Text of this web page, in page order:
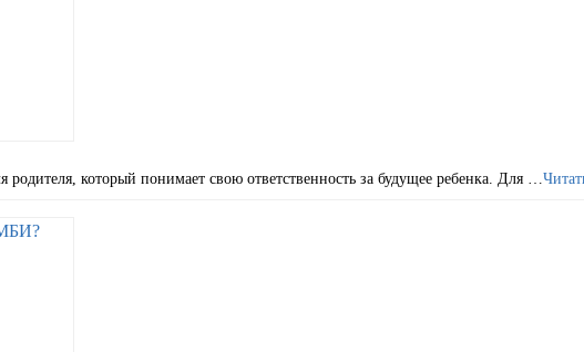
который понимает свою ответственность за будущее ребенка. Для …